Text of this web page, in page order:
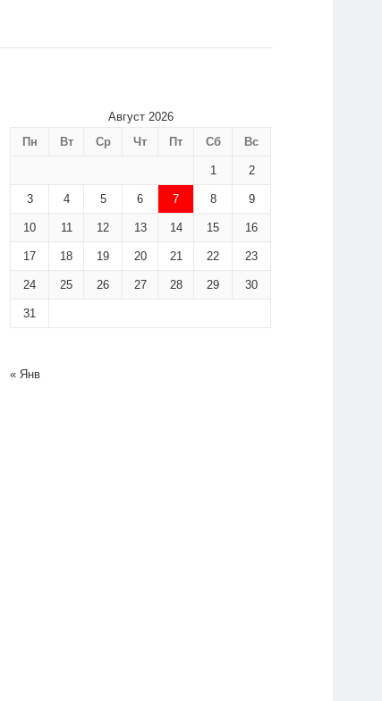
Август 2026
Пн
Вт Ср Чт Пт Сб Вс
1 2
3 4 5 6 7 8 9
10 11 12 13 14 15 16
17 18 19 20 21 22 23
24 25 26 27 28 29 30
31
« Янв